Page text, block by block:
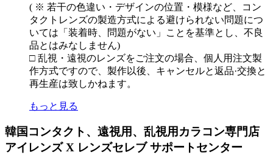
( ※ 若干の色違い・デザインの位置・模様など、コン
タクトレンズの製造方式による避けられない問題につ
いては「装着時、問題がない」ことを基準とし、不良
品とはみなしません)
□ 乱視・遠視のレンズをご注文の場合、個人用注文製
作方式ですので、製作以後、キャンセルと返品·交換と
再生産は致しかねます。
もっと見る
韓国コンタクト、遠視用、乱視用カラコン専門店
アイレンズ X レンズセレブ サポートセンター